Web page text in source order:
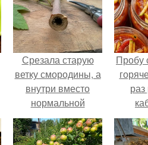
Срезала старую
ветку смородины, а
внутри вместо
нормальной
светлой
сердцевины
Пробу
соус